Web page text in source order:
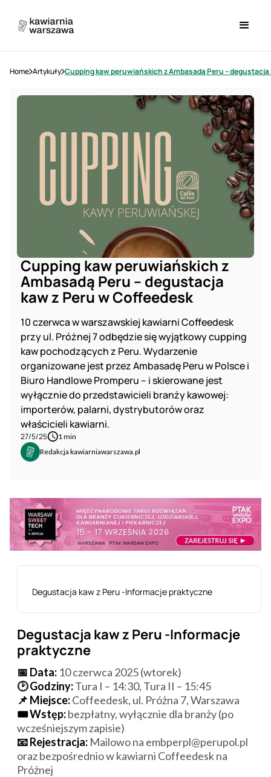
Home Artykuły
Cupping kaw peruwiańskich z
Ambasadą Peru – degustacja
kaw z Peru w Coffeedesk
10 czerwca w warszawskiej kawiarni Coffeedesk
przy ul. Próżnej 7 odbędzie się wyjątkowy cupping
kaw pochodzących z Peru. Wydarzenie
organizowane jest przez Ambasadę Peru w Polsce i
Biuro Handlowe Promperu – i skierowane jest
wyłącznie do przedstawicieli branży kawowej:
importerów, palarni, dystrybutorów oraz
właścicieli kawiarni.
27/5/25
1 min
Redakcja kawiarniawarszawa.pl
Degustacja kaw z Peru -Informacje praktyczne
Degustacja kaw z Peru -Informacje
praktyczne
📅 Data: 10 czerwca 2025 (wtorek)
🕑 Godziny:Tura I – 14:30, Tura II – 15:45
📌 Miejsce:Coffeedesk, ul. Próżna 7, Warszawa
🎟️ Wstęp:bezpłatny, wyłącznie dla branży (po
wcześniejszym zapisie)
📧 Rejestracja: Mailowo na embperpl@perupol.pl
oraz bezpośrednio w kawiarni Coffeedesk na
Próżnej